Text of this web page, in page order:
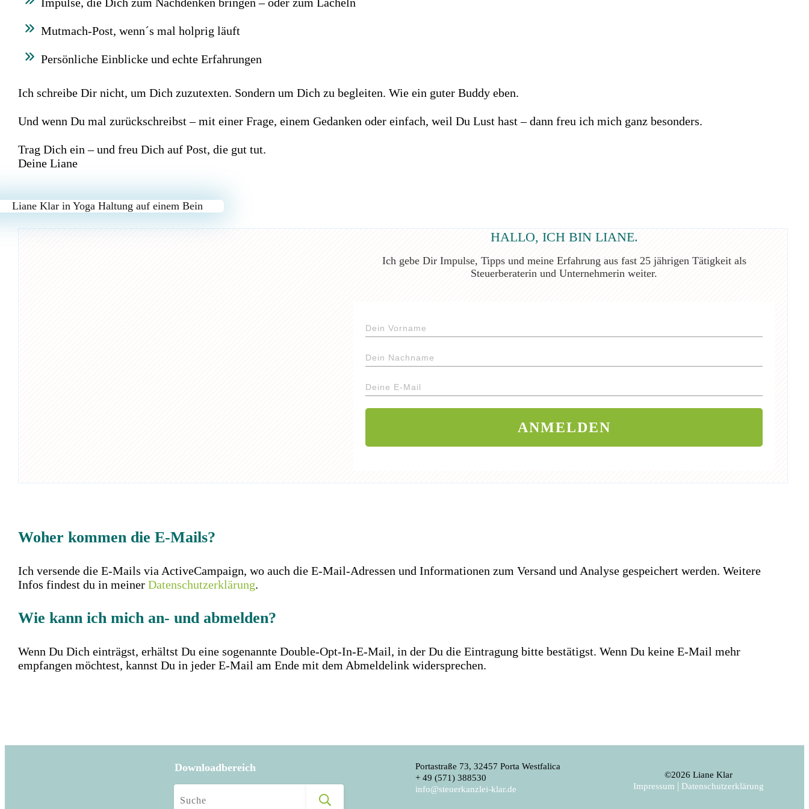
Mutmach-Post, wenn´s mal holprig läuft
Persönliche Einblicke und echte Erfahrungen
Ich schreibe Dir nicht, um Dich zuzutexten. Sondern um Dich zu begleiten. Wie ein guter Buddy eben.
Und wenn Du mal zurückschreibst – mit einer Frage, einem Gedanken oder einfach, weil Du Lust hast – dann freu ich mich ganz besonders.
Trag Dich ein – und freu Dich auf Post, die gut tut.
Deine Liane
HALLO, ICH BIN LIANE.
Ich gebe Dir Impulse, Tipps und meine Erfahrung aus fast 25 jährigen Tätigkeit als
Steuerberaterin und Unternehmerin weiter.
ANMELDEN
Woher kommen die E-Mails?
Ich versende die E-Mails via ActiveCampaign, wo auch die E-Mail-Adressen und Informationen zum Versand und Analyse gespeichert werden. Weitere
Infos findest du in meiner Datenschutzerklärung.
Wie kann ich mich an- und abmelden?
Wenn Du Dich einträgst, erhältst Du eine sogenannte Double-Opt-In-E-Mail, in der Du die Eintragung bitte bestätigst. Wenn Du keine E-Mail mehr
empfangen möchtest, kannst Du in jeder E-Mail am Ende mit dem Abmeldelink widersprechen.
Downloadbereich
Portastraße 73, 32457 Porta Westfalica
+ 49 (571) 388530
info@steuerkanzlei-klar.de
©2026 Liane Klar
Impressum | Datenschutzerklärung